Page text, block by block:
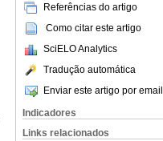
Referências do artigo
Como citar este artigo
SciELO Analytics
Tradução automática
Enviar este artigo por email
Indicadores
Links relacionados